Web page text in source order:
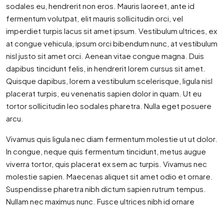
sodales eu, hendrerit non eros. Mauris laoreet, ante id
fermentum volutpat, elit mauris sollicitudin orci, vel
imperdiet turpis lacus sit amet ipsum. Vestibulum ultrices, ex
at congue vehicula, ipsum orci bibendum nunc, at vestibulum
nisl justo sit amet orci. Aenean vitae congue magna. Duis
dapibus tincidunt felis, in hendrerit lorem cursus sit amet.
Quisque dapibus, lorem a vestibulum scelerisque, ligula nisl
placerat turpis, eu venenatis sapien dolor in quam. Ut eu
tortor sollicitudin leo sodales pharetra. Nulla eget posuere
arcu.
Vivamus quis ligula nec diam fermentum molestie ut ut dolor.
In congue, neque quis fermentum tincidunt, metus augue
viverra tortor, quis placerat ex sem ac turpis. Vivamus nec
molestie sapien. Maecenas aliquet sit amet odio et ornare.
Suspendisse pharetra nibh dictum sapien rutrum tempus.
Nullam nec maximus nunc. Fusce ultrices nibh id ornare